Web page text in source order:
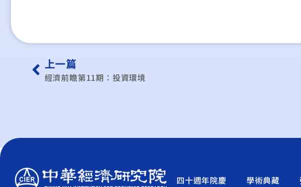
上一篇
經濟前瞻第11期：投資環境
四十週年院慶 學術典藏